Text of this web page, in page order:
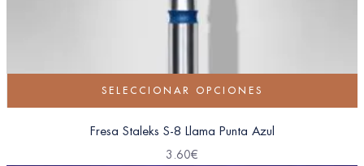
SELECCIONAR OPCIONES
Fresa Staleks S-8 Llama Punta Azul
3.60€